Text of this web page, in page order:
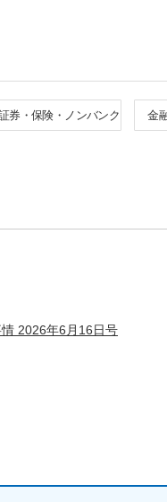
券・保険・ノンバンク 金
2026年6月16日号